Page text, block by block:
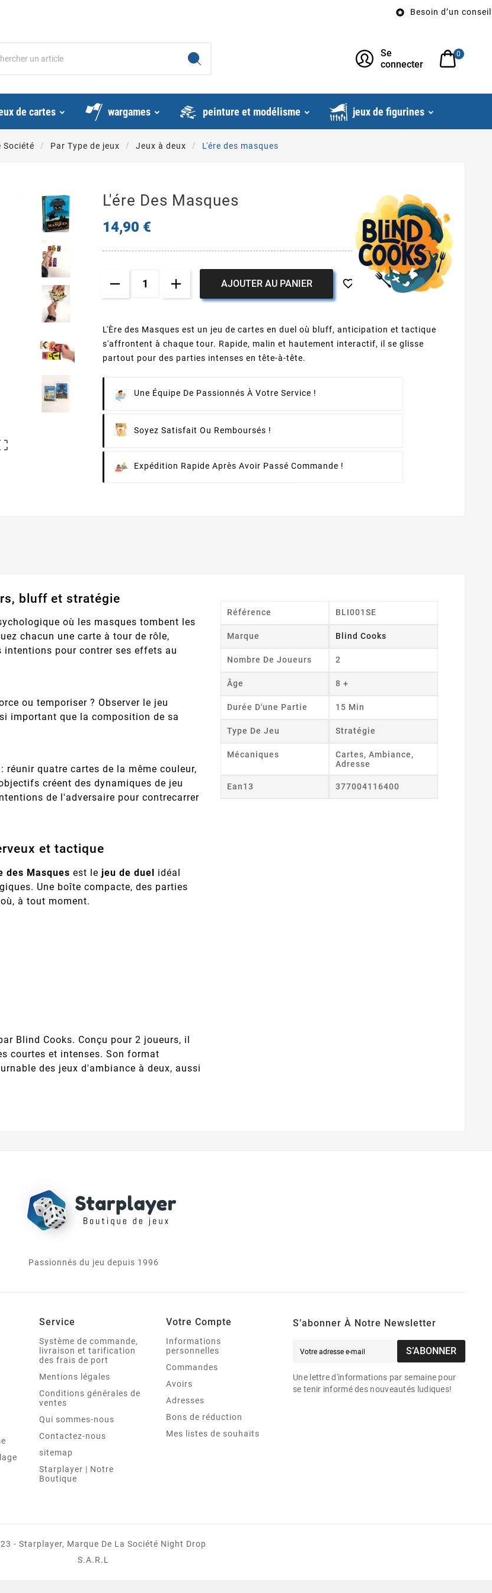
Besoin d’un conseil?
Se
connecter
0
de cartes wargames peinture et modélisme jeux de figurines
Société Par Type de jeux Jeux à deux L'ére des masques
L'ére Des Masques
14,90 €
AJOUTER AU PANIER 
L'Ère des Masques est un jeu de cartes en duel où bluff, anticipation et tactique
s'affrontent à chaque tour. Rapide, malin et hautement interactif, il se glisse
partout pour des parties intenses en tête-à-tête.
Une Équipe De Passionnés À Votre Service !
Soyez Satisfait Ou Remboursés !
Expédition Rapide Après Avoir Passé Commande !
bluff et stratégie
où les masques tombent les
chacun une carte à tour de rôle,
pour contrer ses effets au
ou temporiser ? Observer le jeu
important que la composition de sa
quatre cartes de la même couleur,
créent des dynamiques de jeu
de l'adversaire pour contrecarrer
et tactique
des Masques est le jeu de duel
idéal
Une boîte compacte, des parties
à tout moment.
Blind Cooks. Conçu pour 2 joueurs, il
courtes et intenses. Son format
des jeux d'ambiance à deux, aussi
Référence BLI001SE
Marque Blind Cooks
Nombre De Joueurs 2
Âge 8 +
Durée D'une Partie 15 Min
Type De Jeu Stratégie
Mécaniques
Cartes, Ambiance,
Adresse
Ean13 377004116400
Passionnés du jeu depuis 1996
Service
Système de commande,
livraison et tarification
des frais de port
Mentions légales
Conditions générales de
ventes
Qui sommes-nous
Contactez-nous
sitemap
Starplayer | Notre
Boutique
Votre Compte
Informations
personnelles
Commandes
Avoirs
Adresses
Bons de réduction
Mes listes de souhaits
S’abonner À Notre Newsletter
S’ABONNER
Une lettre d'informations par semaine pour
se tenir informé des nouveautés ludiques!
- Starplayer, Marque De La Société Night Drop
S.A.R.L